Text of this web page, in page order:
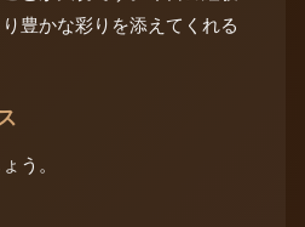
豊かな彩りを添えてくれる
う。